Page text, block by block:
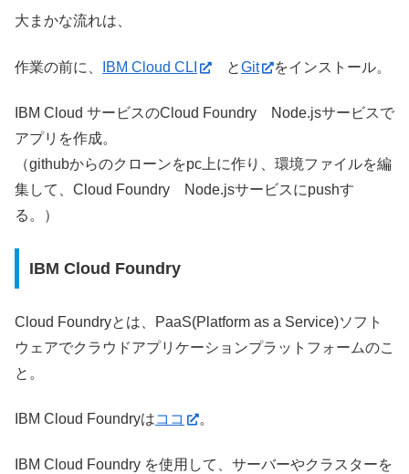
大まかな流れは、
作業の前に、 IBM Cloud CLI とGit をインストール。
IBM Cloud サービスのCloud Foundry Node.jsサービスで
アプリを作成。
（githubからのクローンをpc上に作り、環境ファイルを編
集して、Cloud Foundry Node.jsサービスにpushす
る。）
IBM Cloud Foundry
Cloud Foundryとは、PaaS(Platform as a Service)ソフト
ウェアでクラウドアプリケーションプラットフォームのこ
と。
IBM Cloud Foundryはココ 。
IBM Cloud Foundry を使用して、サーバーやクラスターを